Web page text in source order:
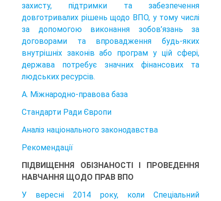
захисту, підтримки та забезпечен­ня
довготривалих рішень щодо ВПО, у тому числі
за допомогою виконан­ня зобов’язань за
договорами та впровадження будь-яких
внутрішніх законів або програм у цій сфері,
держава потребує значних фінансових та
людських ресурсів.
А. Міжнародно-правова база
Стандарти Ради Європи
Аналіз національного законодавства
Рекомендації
ПІДВИЩЕННЯ ОБІЗНАНОСТІ І ПРОВЕДЕННЯ
НАВЧАННЯ ЩОДО ПРАВ ВПО
У вересні 2014 року, коли Спеціальний